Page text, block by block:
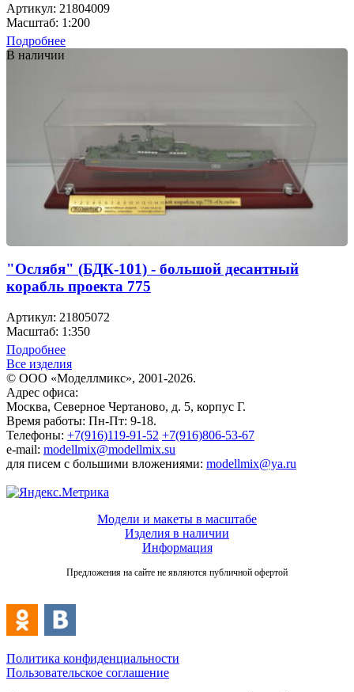
Артикул: 21804009
Масштаб: 1:200
Подробнее
В наличии
"Ослябя" (БДК-101) - большой десантный
корабль проекта 775
Артикул: 21805072
Масштаб: 1:350
Подробнее
Все изделия
© ООО «Моделлмикс», 2001-2026.
Адрес офиса:
Москва, Северное Чертаново, д. 5, корпус Г.
Время работы: Пн-Пт: 9-18.
Телефоны: +7(916)119-91-52 +7(916)806-53-67
e-mail: modellmix@modellmix.su
для писем с большими вложениями: modellmix@ya.ru
Модели и макеты в масштабе
Изделия в наличии
Информация
Предложения на сайте не являются публичной офертой
Политика конфиденциальности
Пользовательское соглашение